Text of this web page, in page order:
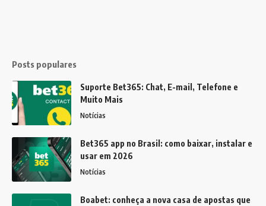
Posts populares
Suporte Bet365: Chat, E-mail, Telefone e
Muito Mais
Notícias
Bet365 app no Brasil: como baixar, instalar e
usar em 2026
Notícias
Boabet: conheça a nova casa de apostas que